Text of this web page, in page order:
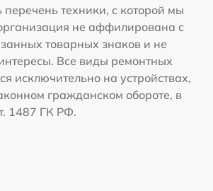
перечень техники, с которой мы
не аффилирована с
товарных знаков и не
Все виды ремонтных
исключительно на устройствах,
гражданском обороте, в
1487 ГК РФ.